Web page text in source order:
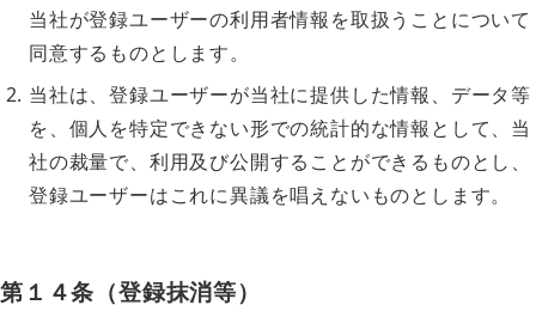
当社が登録ユーザーの利用者情報を取扱うことについて
同意するものとします。
当社は、登録ユーザーが当社に提供した情報、データ等
を、個人を特定できない形での統計的な情報として、当
社の裁量で、利用及び公開することができるものとし、
登録ユーザーはこれに異議を唱えないものとします。
第１４条（登録抹消等）